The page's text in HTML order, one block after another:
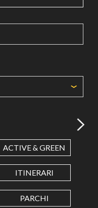
ACTIVE & GREEN
ITINERARI
PARCHI